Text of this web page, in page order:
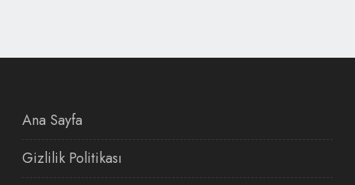
Ana Sayfa
Gizlilik Politikası